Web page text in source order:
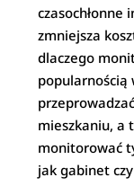
czasochłonne
zmniejsza
dlaczego
popularnością
mieszkaniu, a
monitorować
jak gabinet